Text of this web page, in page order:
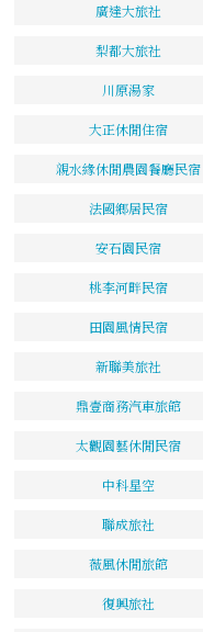
廣達大旅社
梨都大旅社
川原湯家
大正休閒住宿
親水緣休閒農園餐廳民宿
法國鄉居民宿
安石園民宿
桃李河畔民宿
田園風情民宿
新聯美旅社
鼎壹商務汽車旅館
太觀園藝休閒民宿
中科星空
聯成旅社
薇風休閒旅館
復興旅社